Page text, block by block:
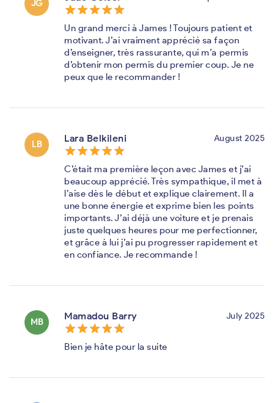
JG
star_border
star star_border
star star_border
star star_border
star star_border
star
Un grand merci à James ! Toujours patient et
motivant. J’ai vraiment apprécié sa façon
d’enseigner, très rassurante, qui m’a permis
d’obtenir mon permis du premier coup. Je ne
peux que le recommander !
LB
Lara Belkileni
star_border
star star_border
star star_border
star star_border
star star_border
star
August 2025
C’était ma première leçon avec James et j’ai
beaucoup apprécié. Très sympathique, il met à
l’aise dès le début et explique clairement. Il a
une bonne énergie et exprime bien les points
importants. J’ai déjà une voiture et je prenais
juste quelques heures pour me perfectionner,
et grâce à lui j’ai pu progresser rapidement et
en confiance. Je recommande !
MB
Mamadou Barry
star_border
star star_border
star star_border
star star_border
star star_border
star
July 2025
Bien je hâte pour la suite